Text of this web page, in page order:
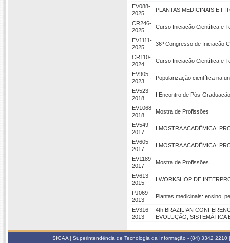
EV088-
2025
PLANTAS MEDICINAIS E
CR246-
2025
Curso Iniciação Científica e
EV1111-
2025
36º Congresso de Iniciação
CR110-
2024
Curso Iniciação Científica e
EV905-
2023
Popularização científica na
EV523-
2018
I Encontro de Pós-
EV1068-
2018
Mostra de Profissões
EV549-
2017
I MOSTRA ACADÊMICA:
EV605-
2017
I MOSTRA ACADÊMICA:
EV1189-
2017
Mostra de Profissões
EV613-
2015
I WORKSHOP DE
PJ069-
2013
Plantas medicinais: ensino,
EV316-
2013
4th BRAZILIAN
EVOLUÇÃO, SISTEMÁTICA
SIGAA | Superintendência de Tecnologia da Informação - (84) 3342